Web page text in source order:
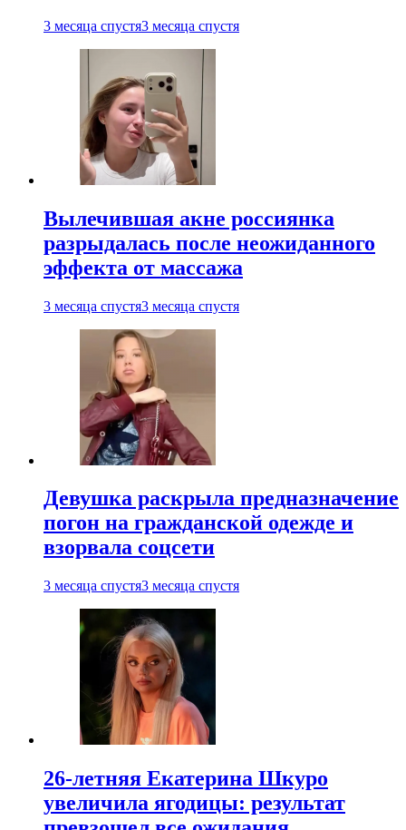
3 месяца спустя3 месяца спустя
Вылечившая акне россиянка
разрыдалась после неожиданного
эффекта от массажа
3 месяца спустя3 месяца спустя
Девушка раскрыла предназначение
погон на гражданской одежде и
взорвала соцсети
3 месяца спустя3 месяца спустя
26-летняя Екатерина Шкуро
увеличила ягодицы: результат